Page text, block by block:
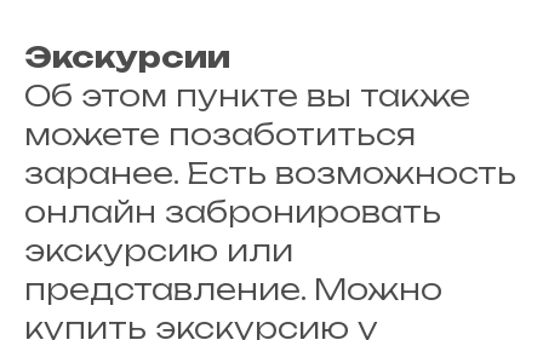
Экскурсии
Об этом пункте вы также
можете позаботиться
заранее. Есть возможность
онлайн забронировать
экскурсию или
представление. Можно
купить экскурсию у